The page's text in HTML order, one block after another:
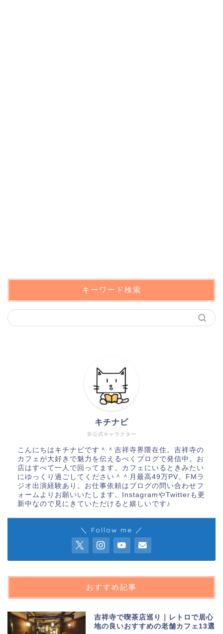
キーワード検索
非公式キャラクター
キチナビ
こんにちはキチナビです＾＾吉祥寺界隈在住。吉祥寺の
カフェが大好きで魅力を伝えるべくブログで発信中。お
店はすべて一人で回ってます。カフェにいるときみたい
にゆっくり過ごしてください＾＾月最高49万PV。FMラ
ジオ出演経験あり。お仕事依頼はブログの問い合わせフ
ォームよりお願いいたします。InstagramやTwitterも更
新中なので見にきていただけると嬉しいです♪
＼ Follow me ／
おすすめ記事
吉祥寺で喫茶店巡り｜レトロで居心
地の良いおすすめの老舗カフェ13選